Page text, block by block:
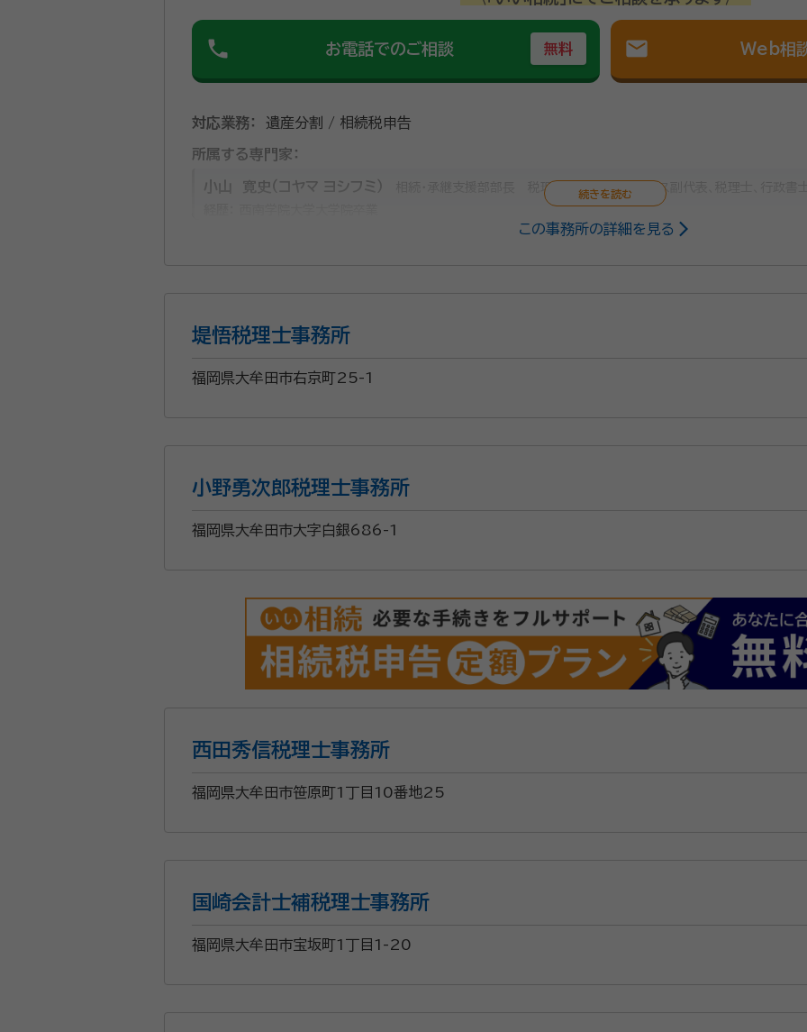
phone お電話でのご相談 無料 mail Web相
対応業務： 遺産分割 / 相続税申告
所属する専門家：
小山 寛史（コヤマ ヨシフミ）
相続・承継支援部部長 税理士法人アーリークロス副代表、税理士、行政書
できる相続税のプロフェッショナル集団です。 最大限の節税と円満な遺産分割を迎えられるように何よりも申告までの気苦労を
資格等：行政書士、税理士、宅建士、FP
この事務所の詳細を見る
堤悟税理士事務所
福岡県大牟田市右京町25-1
小野勇次郎税理士事務所
福岡県大牟田市大字白銀686-1
西田秀信税理士事務所
福岡県大牟田市笹原町1丁目10番地25
国崎会計士補税理士事務所
福岡県大牟田市宝坂町1丁目1-20